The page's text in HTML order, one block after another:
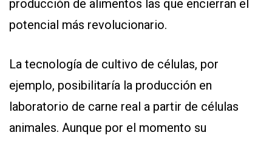
producción de alimentos las que encierran el
potencial más revolucionario.
La tecnología de cultivo de células, por
ejemplo, posibilitaría la producción en
laboratorio de carne real a partir de células
animales. Aunque por el momento su